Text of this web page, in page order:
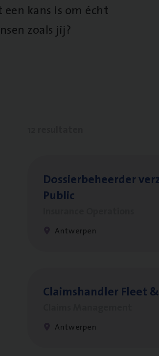
kans is om écht
zoals jij?
Dos­sier­be­heer­der
Public
Antwerpen
Claims­hand­ler Fleet&
Antwerpen